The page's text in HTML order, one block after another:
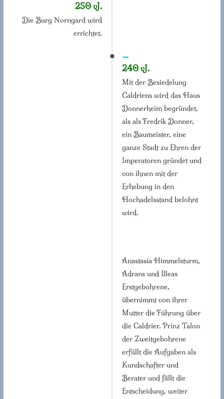
250 vJ.
Die Burg Norngard wird
errichtet.
—
240 vJ.
Mit der Besiedelung
Caldriens wird das Haus
Donnerheim begründet,
als als Fredrik Donner,
ein Baumeister, eine
ganze Stadt zu Ehren der
Imperatoren gründet und
von ihnen mit der
Erhebung in den
Hochadelsstand belohnt
wird.
Anastasia Himmelsturm,
Adrans und Illeas
Erstgebohrene,
übernimmt von ihrer
Mutter die Führung über
die Caldrier. Prinz Talon
der Zweitgebohrene
erfüllt die Aufgaben als
Kundschafter und
Berater und fällt die
Entscheidung, weiter